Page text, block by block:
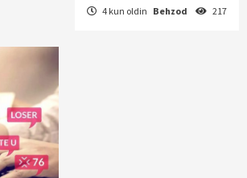
4 kun oldin Behzod 217